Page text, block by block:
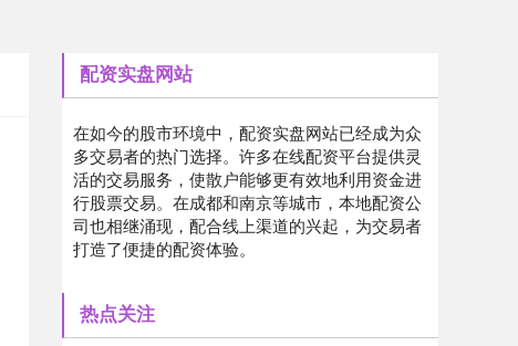
配资实盘网站
在如今的股市环境中，配资实盘网站已经成为众
多交易者的热门选择。许多在线配资平台提供灵
活的交易服务，使散户能够更有效地利用资金进
行股票交易。在成都和南京等城市，本地配资公
司也相继涌现，配合线上渠道的兴起，为交易者
打造了便捷的配资体验。
热点关注